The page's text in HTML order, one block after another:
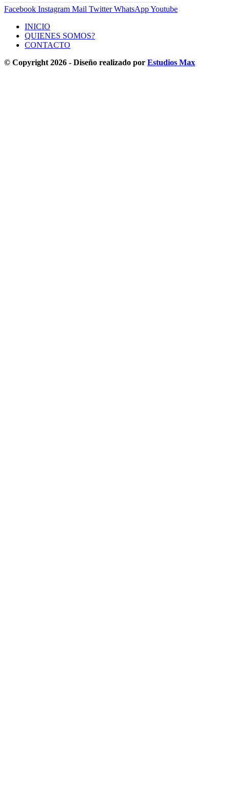
Facebook Instagram Mail Twitter WhatsAppYoutube
INICIO
QUIENES SOMOS?
CONTACTO
© Copyright 2026 - Diseño realizado por Estudios Max